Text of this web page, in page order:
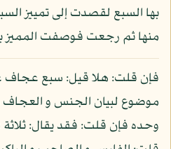
بها السبع لقصدت إلى تمييز
منها ثم رجعت فوصفت المميز
فإن قلت: هلا قيل: سبع عجاف
موضوع لبيان الجنس و العجاف
وحده فإن قلت: فقد يقال: